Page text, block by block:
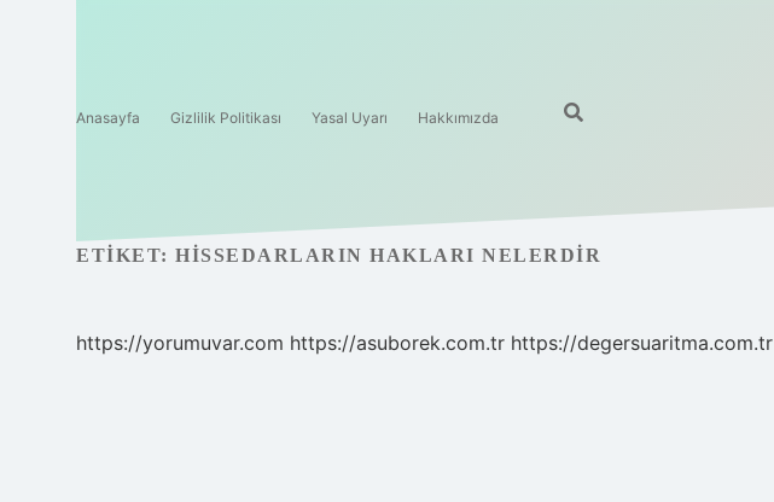
Anasayfa Gizlilik Politikası Yasal Uyarı Hakkımızda
ETIKET: HISSEDARLARIN HAKLARI NELERDIR
https://yorumuvar.com https://asuborek.com.tr https://degersuaritma.com.tr